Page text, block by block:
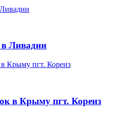
в Ливадии
в Крыму пгт. Кореиз